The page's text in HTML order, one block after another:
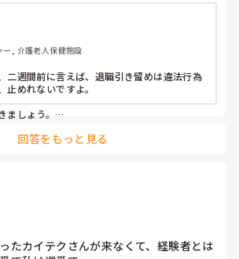
っているのでそれも消費して辞めたいこと
情が険しかったので使えるか分かりませ
が夜勤を辞退し、今、夜勤と早遅が出来
れに加え自分まで辞めると回らないと思
の身体が一番なので、後の事を考える余
護の仕事をしてきたけど、次は新たな職
ど、どうなることか(–_–“)
ー, 介護老人保健施設
二週間前に言えば、退職引き留めは違法行為
止めれないですよ。
ましょう。
とがあり、半年間引き留められました。
ずでした。
てたりしたらすぐわかりますし。
言ってもと無駄で、退職できない為、何社か
回答をもっと見る
たカイテクさんが来なくて、経験者とは